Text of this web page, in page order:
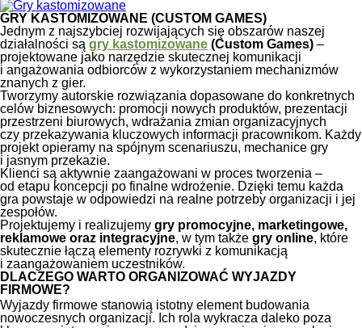
GRY KASTOMIZOWANE (CUSTOM GAMES)
Jednym z najszybciej rozwijających się obszarów naszej
działalności są gry kastomizowane (Custom Games) –
projektowane jako narzędzie skutecznej komunikacji
i angażowania odbiorców z wykorzystaniem mechanizmów
znanych z gier.
Tworzymy autorskie rozwiązania dopasowane do konkretnych
celów biznesowych: promocji nowych produktów, prezentacji
przestrzeni biurowych, wdrażania zmian organizacyjnych
czy przekazywania kluczowych informacji pracownikom. Każdy
projekt opieramy na spójnym scenariuszu, mechanice gry
i jasnym przekazie.
Klienci są aktywnie zaangażowani w proces tworzenia –
od etapu koncepcji po finalne wdrożenie. Dzięki temu każda
gra powstaje w odpowiedzi na realne potrzeby organizacji i jej
zespołów.
Projektujemy i realizujemy gry promocyjne, marketingowe,
reklamowe oraz integracyjne, w tym także gry online, które
skutecznie łączą elementy rozrywki z komunikacją
i zaangażowaniem uczestników.
DLACZEGO WARTO ORGANIZOWAĆ WYJAZDY
FIRMOWE?
Wyjazdy firmowe stanowią istotny element budowania
nowoczesnych organizacji. Ich rola wykracza daleko poza